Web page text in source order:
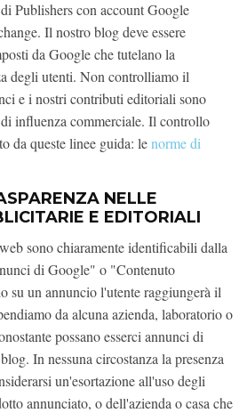
Publishers con account Google
Il nostro blog deve essere
da Google che tutelano la
degli utenti. Non controlliamo il
e i nostri contributi editoriali sono
influenza commerciale. Il controllo
da queste linee guida: lenorme di
NELLE
E EDITORIALI
sono chiaramente identificabili dalla
di Google" o "Contenuto
su un annuncio l'utente raggiungerà il
da alcuna azienda, laboratorio o
possano esserci annunci di
In nessuna circostanza la presenza
un'esortazione all'uso degli
annunciato, o dell'azienda o casa che